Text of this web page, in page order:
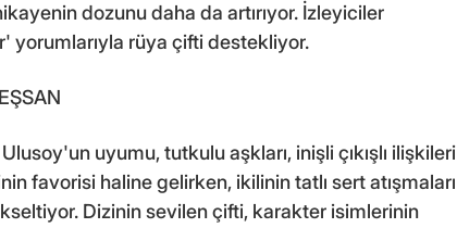
dozunu daha da artırıyor. İzleyiciler
yorumlarıyla rüya çifti destekliyor.
uyumu, tutkulu aşkları, inişli çıkışlı ilişkileri
favorisi haline gelirken, ikilinin tatlı sert atışmaları
Dizinin sevilen çifti, karakter isimlerinin